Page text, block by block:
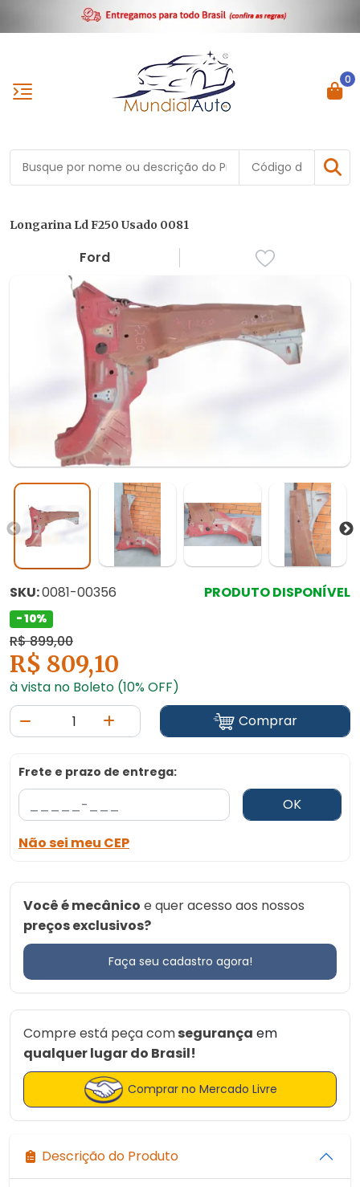
0
Longarina Ld F250 Usado 0081
Ford
SKU:0081-00356 PRODUTO DISPONÍVEL
- 10%
R$ 899,00
R$ 809,10
à vista no Boleto (10% OFF)
Comprar
Frete e prazo de entrega:
OK
Não sei meu CEP
Você é mecânico e quer acesso aos nossos
preços exclusivos?
Faça seu cadastro agora!
Compre está peça comsegurança em
qualquer lugar do Brasil!
Comprar no Mercado Livre
Descrição do Produto